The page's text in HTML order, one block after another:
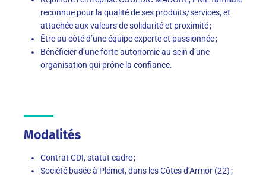
reconnue pour la qualité de ses produits/services, et
attachée aux valeurs de solidarité et proximité ;
Être au côté d’une équipe experte et passionnée ;
Bénéficier d’une forte autonomie au sein d’une
organisation qui prône la confiance.
Modalités
Contrat CDI, statut cadre ;
Société basée à Plémet, dans les Côtes d’Armor (22) ;